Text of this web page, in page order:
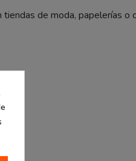
de moda, papelerías o